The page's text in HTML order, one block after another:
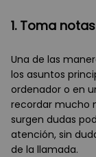
1. Toma notas
Una de las
los asuntos
ordenador o en
recordar mucho
surgen dudas
atención, sin
de la llamada.